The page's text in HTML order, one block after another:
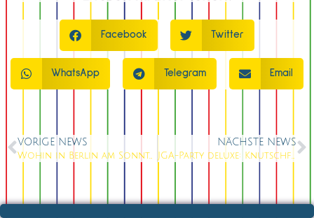
Facebook Twitter
WhatsApp Telegram Email
VORIGE NEWS
Wohin in Berlin am Sonntag? Brunch-Erlebnis nach dem Tanz in den Mai
NÄCHSTE NEWS